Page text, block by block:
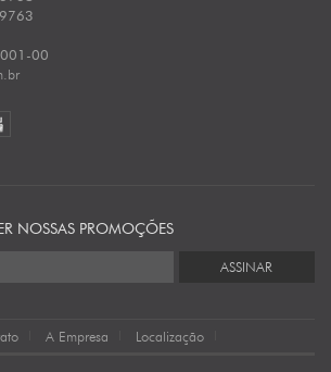
00
NOSSAS PROMOÇÕES
ASSINAR
A Empresa Localização